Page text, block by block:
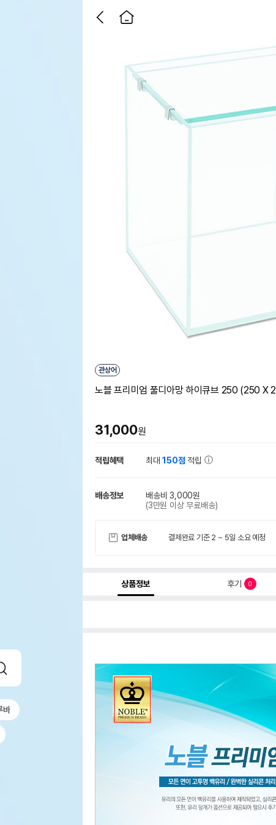
바
관상어
노블 프리미엄 풀디아망 하이큐브 250 (250 X
31,000원
적립혜택 최대150점 적립
배송정보
배송비 3,000원
(3만원 이상 무료배송)
업체배송 결제완료 기준 2 ~ 5일 소요 예정
상품정보 후기 0